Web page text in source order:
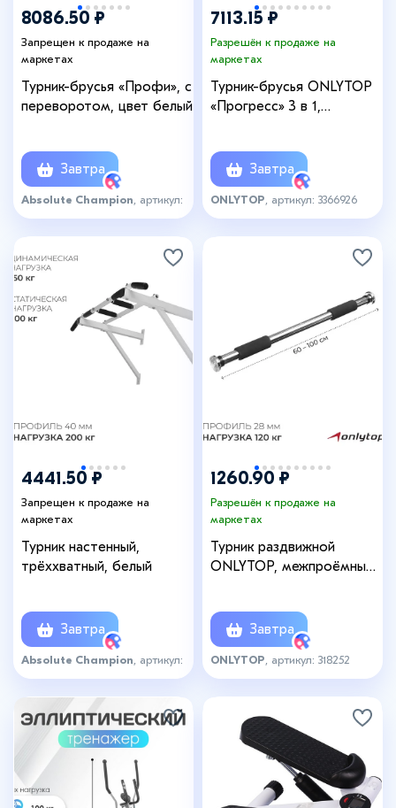
8086.50 ₽
Запрещен к продаже на
маркетах
Турник-брусья «Профи», с
переворотом, цвет белый
Завтра
Absolute Champion , артикул:
3863618
7113.15 ₽
Разрешён к продаже на
маркетах
Турник-брусья ONLYTOP
«Прогресс» 3 в 1,
Завтра
ONLYTOP , артикул: 3366926
4441.50 ₽
Запрещен к продаже на
маркетах
Турник настенный,
трёххватный, белый
Завтра
Absolute Champion , артикул:
2807252
1260.90 ₽
Разрешён к продаже на
маркетах
Турник раздвижной
ONLYTOP, межпроёмный,
Завтра
ONLYTOP , артикул: 318252